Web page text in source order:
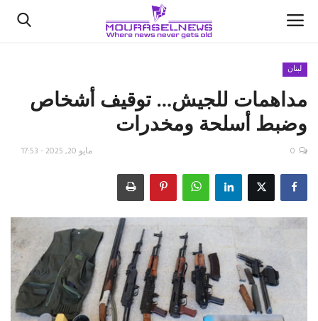
الأخبار
كتّابنا
اقتصاد
علوم وتكنولوجيا
رياضة
لبنان
مداهمات للجيش… توقيف أشخاص
وضبط أسلحة ومخدرات
مايو 20, 2025 - 17:53 0